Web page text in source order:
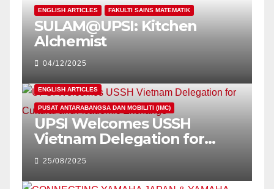
ENGLISH ARTICLES FAKULTI SAINS MATEMATIK
SULAM@UPSI: Kitchen
Alchemist
04/12/2025
ENGLISH ARTICLES
PUSAT ANTARABANGSA DAN MOBILITI (IMC)
UPSI Welcomes USSH
Vietnam Delegation for
Cultural and Academic
Exchange
25/08/2025